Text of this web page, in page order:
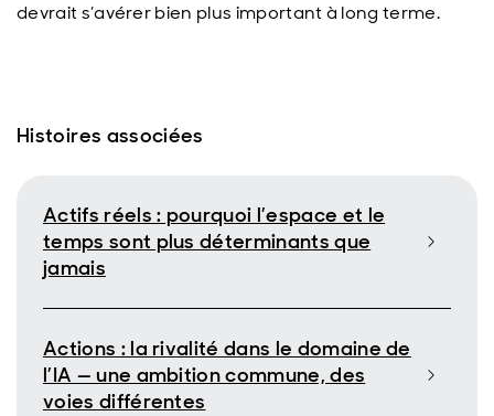
devrait s’avérer bien plus important à long terme.
Histoires associées
Actifs réels : pourquoi l’espace et le
temps sont plus déterminants que
jamais
Actions : la rivalité dans le domaine de
l’IA — une ambition commune, des
voies différentes